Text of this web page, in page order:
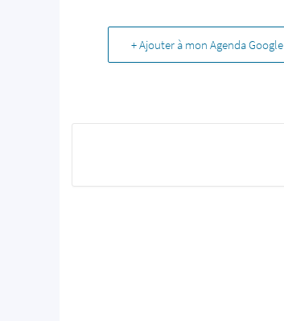
+ Ajouter à mon Agenda Google